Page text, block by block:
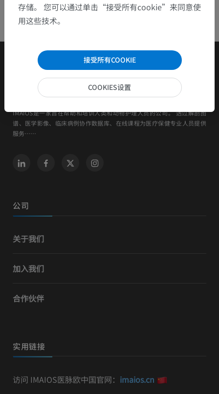
IMAIOS是一家旨在帮助和培训人类和动物护理人员的公司。 透过解剖图
谱、医学影像、临床病例协作数据库、在线课程为医疗保健专业人员提供
服务……
公司
关于我们
加入我们
合作伙伴
实用链接
访问 IMAIOS医脉欧中国官网： imaios.cn
存储。 您可以通过单击“接受所有cookie”来同意使
用这些技术。
接受所有COOKIE
COOKIES设置